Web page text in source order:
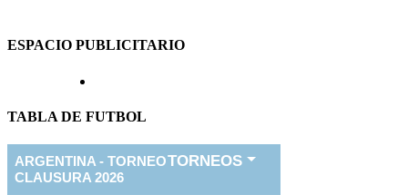
ESPACIO PUBLICITARIO
TABLA DE FUTBOL